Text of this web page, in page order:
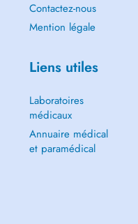
Contactez-nous
Mention légale
Liens utiles
Laboratoires
médicaux
Annuaire médical
et paramédical